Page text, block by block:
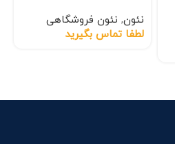
نئون, نئون فروشگاهی
لطفا تماس بگیرید